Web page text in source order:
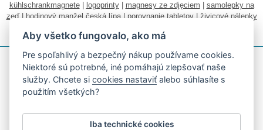
kühlschrankmagnete| logoprinty| magnesy ze zdjęciem
samolepky na
zeď| hodinový manžel česká lípa| porovnanie tabletov| živicové nálepky
Aby všetko fungovalo, ako má
Pre spoľahlivý a bezpečný nákup používame cookies.
Niektoré sú potrebné, iné pomáhajú zlepšovať naše
služby. Chcete sicookies nastaviť alebo súhlasíte s
použitím všetkých?
Iba technické cookies